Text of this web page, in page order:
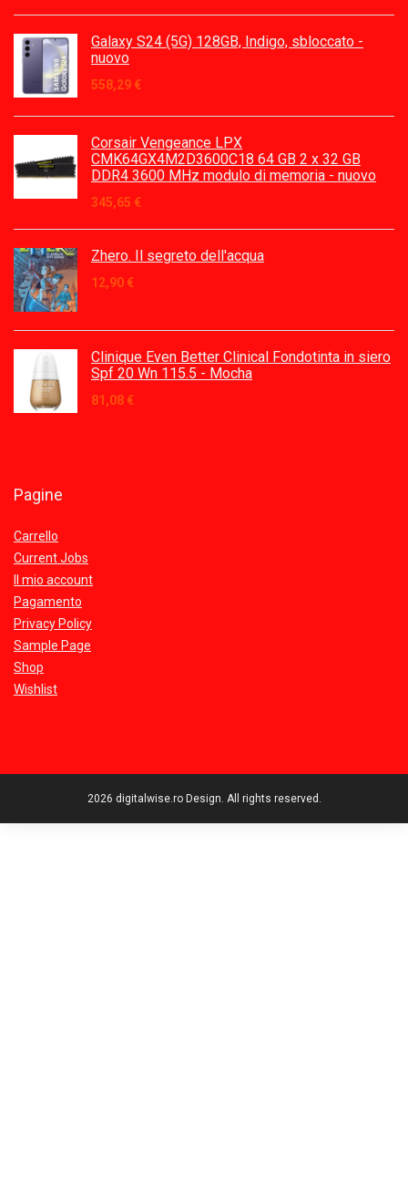
Galaxy S24 (5G) 128GB, Indigo, sbloccato -
nuovo
558,29 €
Corsair Vengeance LPX
CMK64GX4M2D3600C18 64 GB 2 x 32 GB
DDR4 3600 MHz modulo di memoria - nuovo
345,65 €
Zhero. Il segreto dell'acqua
12,90 €
Clinique Even Better Clinical Fondotinta in siero
Spf 20 Wn 115.5 - Mocha
81,08 €
Pagine
Carrello
Current Jobs
Il mio account
Pagamento
Privacy Policy
Sample Page
Shop
Wishlist
2026 digitalwise.ro Design. All rights reserved.